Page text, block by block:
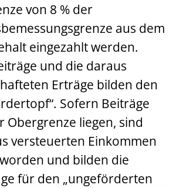
von 8 % der
aus dem
eingezahlt werden.
und die daraus
Erträge bilden den
Sofern Beiträge
Obergrenze liegen, sind
versteuerten Einkommen
und bilden die
für den „ungeförderten